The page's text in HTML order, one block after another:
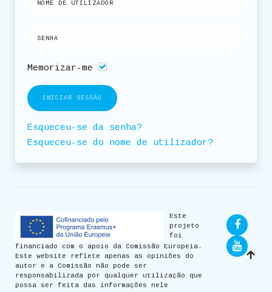
Memorizar-me
INICIAR SESSÃO
Esqueceu-se da senha?
Esqueceu-se do nome de utilizador?
Este
projeto
foi
financiado com o apoio da Comissão Europeia.
Este website reflete apenas as opiniões do
autor e a Comissão não pode ser
responsabilizada por qualquer utilização que
possa ser feita das informações nele